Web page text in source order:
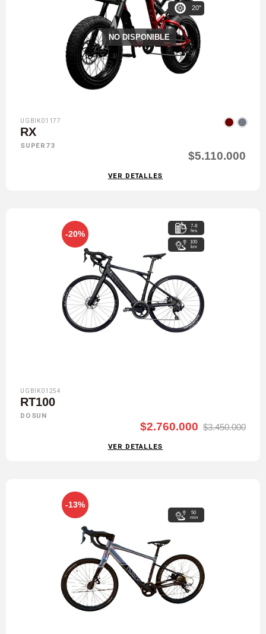
NO DISPONIBLE
20"
UGBIK01177
RX
SUPER73
$5.110.000
VER DETALLES
-20%
7-8
hrs
100
km
UGBIK01254
RT100
DOSUN
$2.760.000 $3.450.000
VER DETALLES
-13%
50
min